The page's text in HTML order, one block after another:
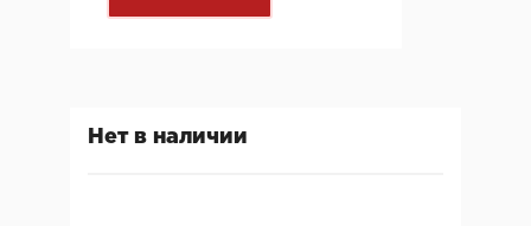
Нет в наличии